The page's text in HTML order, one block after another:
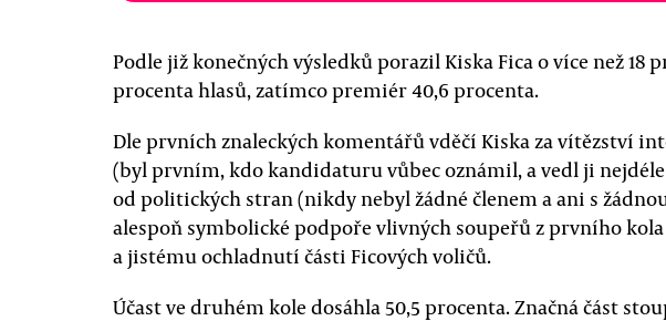
Podle již konečných výsledků porazil Kiska Fica o více než 18
procenta hlasů, zatímco premiér 40,6 procenta.
Dle prvních znaleckých komentářů vděčí Kiska za vítězství
(byl prvním, kdo kandidaturu vůbec oznámil, a vedl ji
od politických stran (nikdy nebyl žádné členem a ani s
alespoň symbolické podpoře vlivných soupeřů z prvního kola
a jistému ochladnutí části Ficových voličů.
Účast ve druhém kole dosáhla 50,5 procenta. Značná část